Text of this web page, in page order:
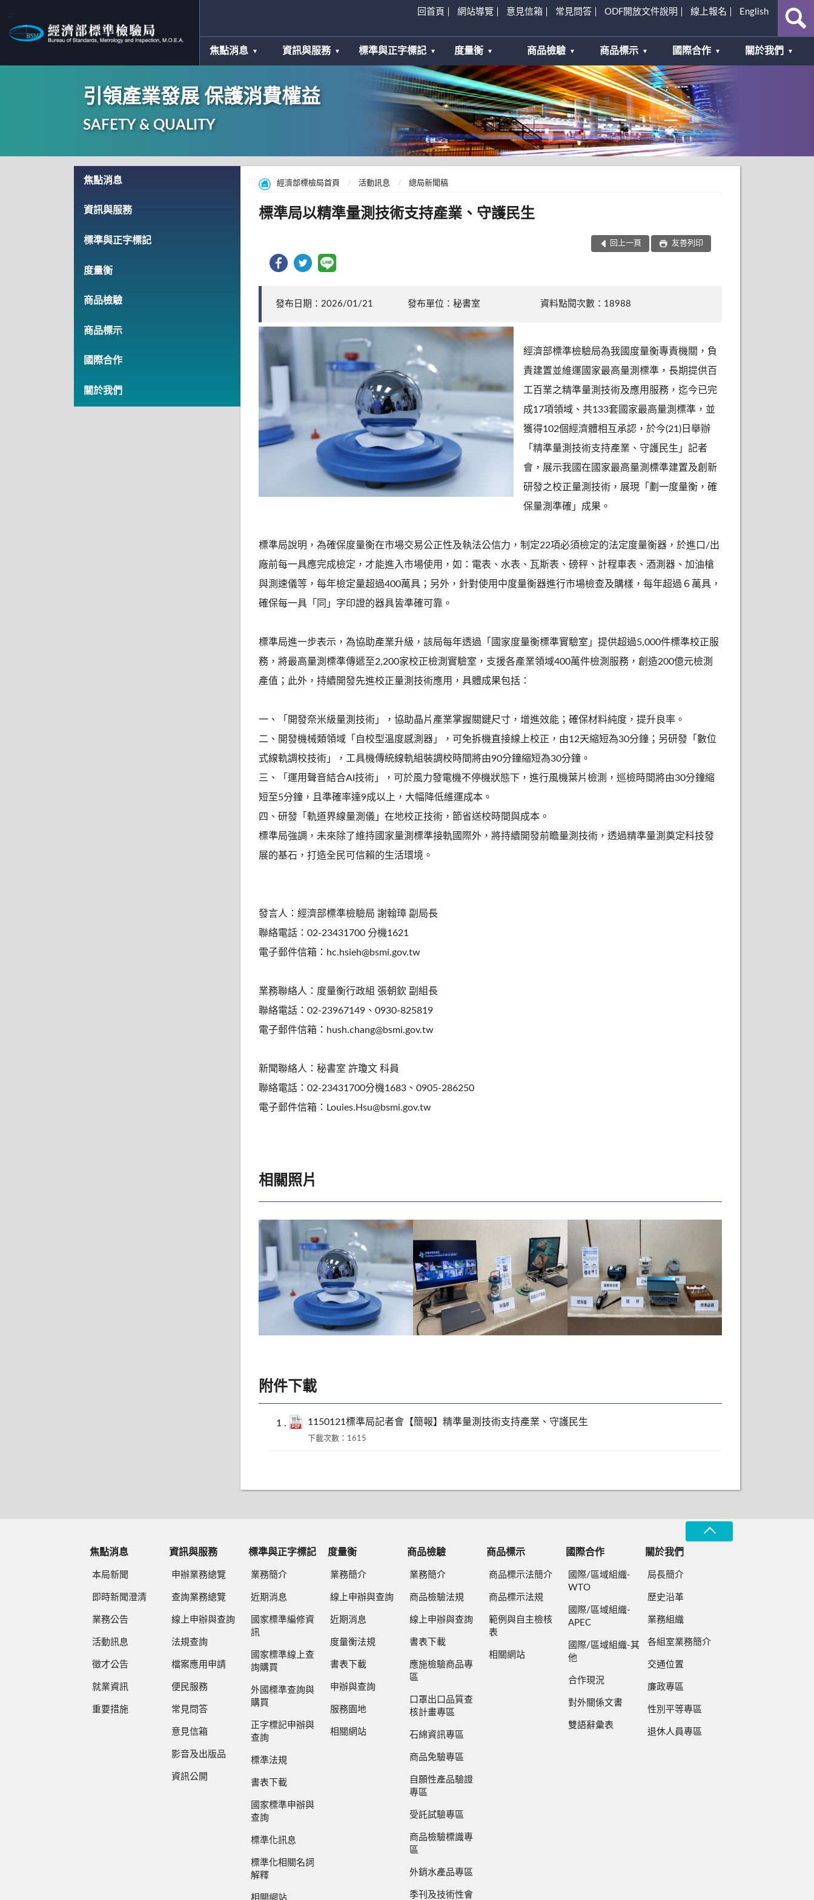
回首頁 網站導覽 意見信箱 常見問答 ODF開放文件說明 線上報名 English
焦點消息 資訊與服務 標準與正字標記 度量衡 商品檢驗 商品標示 國際合作 關於我們
引領產業發展 保護消費權益
SAFETY & QUALITY
焦點消息
資訊與服務
標準與正字標記
度量衡
商品檢驗
商品標示
國際合作
關於我們
經濟部標檢局首頁 活動訊息 總局新聞稿
標準局以精準量測技術支持產業、守護民生
回上一頁 友善列印
發布日期：2026/01/21 發布單位：秘書室 資料點閱次數：18988
經濟部標準檢驗局為我國度量衡專責機關，負
責建置並維運國家最高量測標準，長期提供百
工百業之精準量測技術及應用服務，迄今已完
成17項領域、共133套國家最高量測標準，並
獲得102個經濟體相互承認，於今(21)日舉辦
「精準量測技術支持產業、守護民生」記者
會，展示我國在國家最高量測標準建置及創新
研發之校正量測技術，展現「劃一度量衡，確
保量測準確」成果。
標準局說明，為確保度量衡在市場交易公正性及執法公信力，制定22項必須檢定的法定度量衡器，於進口/出
廠前每一具應完成檢定，才能進入市場使用，如：電表、水表、瓦斯表、磅秤、計程車表、酒測器、加油槍
與測速儀等，每年檢定量超過400萬具；另外，針對使用中度量衡器進行市場檢查及購樣，每年超過６萬具，
確保每一具「同」字印證的器具皆準確可靠。
標準局進一步表示，為協助產業升級，該局每年透過「國家度量衡標準實驗室」提供超過5,000件標準校正服
務，將最高量測標準傳遞至2,200家校正檢測實驗室，支援各產業領域400萬件檢測服務，創造200億元檢測
產值；此外，持續開發先進校正量測技術應用，具體成果包括：
一、「開發奈米級量測技術」，協助晶片產業掌握關鍵尺寸，增進效能；確保材料純度，提升良率。
二、開發機械類領域「自校型溫度感測器」，可免拆機直接線上校正，由12天縮短為30分鐘；另研發「數位
式線軌調校技術」，工具機傳統線軌組裝調校時間將由90分鐘縮短為30分鐘。
三、「運用聲音結合AI技術」，可於風力發電機不停機狀態下，進行風機葉片檢測，巡檢時間將由30分鐘縮
短至5分鐘，且準確率達9成以上，大幅降低維運成本。
四、研發「軌道界線量測儀」在地校正技術，節省送校時間與成本。
標準局強調，未來除了維持國家量測標準接軌國際外，將持續開發前瞻量測技術，透過精準量測奠定科技發
展的基石，打造全民可信賴的生活環境。
發言人：經濟部標準檢驗局 謝翰璋 副局長
聯絡電話：02-23431700 分機1621
電子郵件信箱：hc.hsieh@bsmi.gov.tw
業務聯絡人：度量衡行政組 張朝欽 副組長
聯絡電話：02-23967149、0930-825819
電子郵件信箱：hush.chang@bsmi.gov.tw
新聞聯絡人：秘書室 許瓊文 科員
聯絡電話：02-23431700分機1683、0905-286250
電子郵件信箱：Louies.Hsu@bsmi.gov.tw
相關照片
附件下載
1150121標準局記者會【簡報】精準量測技術支持產業、守護民生
下載次數：1615
焦點消息
本局新聞
即時新聞澄清
業務公告
活動訊息
徵才公告
就業資訊
重要措施
資訊與服務
申辦業務總覽
查詢業務總覽
線上申辦與查詢
法規查詢
檔案應用申請
便民服務
常見問答
意見信箱
影音及出版品
資訊公開
標準與正字標記
業務簡介
近期消息
國家標準編修資
訊
國家標準線上查
詢購買
外國標準查詢與
購買
正字標記申辦與
查詢
標準法規
書表下載
國家標準申辦與
查詢
標準化訊息
標準化相關名詞
解釋
相關網站
度量衡
業務簡介
線上申辦與查詢
近期消息
度量衡法規
書表下載
申辦與查詢
服務園地
相關網站
商品檢驗
業務簡介
商品檢驗法規
線上申辦與查詢
書表下載
應施檢驗商品專
區
口罩出口品質查
核計畫專區
石綿資訊專區
商品免驗專區
自願性產品驗證
專區
受託試驗專區
商品檢驗標識專
區
外銷水產品專區
季刊及技術性會
商品標示
商品標示法簡介
商品標示法規
範例與自主檢核
表
相關網站
國際合作
國際/區域組織-
WTO
國際/區域組織-
APEC
國際/區域組織-其
他
合作現況
對外關係文書
雙語辭彙表
關於我們
局長簡介
歷史沿革
業務組織
各組室業務簡介
交通位置
廉政專區
性別平等專區
退休人員專區